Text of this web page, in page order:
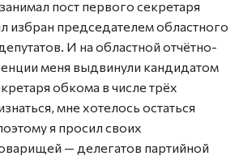
пост первого секретаря
избран председателем областного
И на областной отчётно-
меня выдвинули кандидатом
обкома в числе трёх
мне хотелось остаться
я просил своих
— делегатов партийной